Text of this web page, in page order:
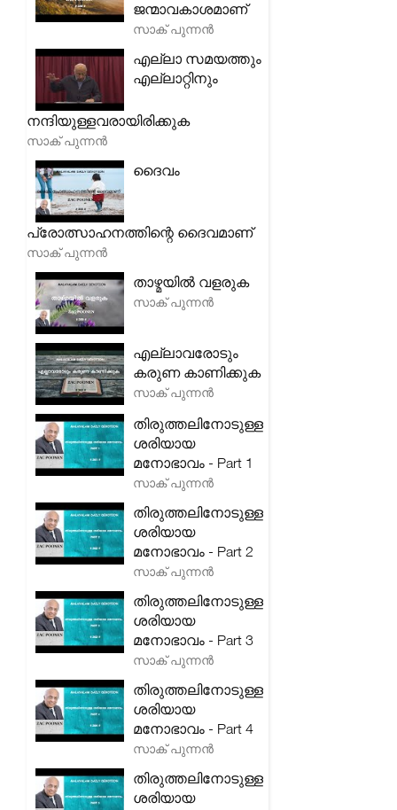
ജന്മാവകാശമാണ്
സാക് പുന്നൻ
എല്ലാ സമയത്തും
എല്ലാറ്റിനും
നന്ദിയുള്ളവരായിരിക്കുക
സാക് പുന്നൻ
ദൈവം
പ്രോത്സാഹനത്തിന്റെ ദൈവമാണ്
സാക് പുന്നൻ
താഴ്മയിൽ വളരുക
സാക് പുന്നൻ
എല്ലാവരോടും
കരുണ കാണിക്കുക
സാക് പുന്നൻ
തിരുത്തലിനോടുള്ള
ശരിയായ
മനോഭാവം - Part 1
സാക് പുന്നൻ
തിരുത്തലിനോടുള്ള
ശരിയായ
മനോഭാവം - Part 2
സാക് പുന്നൻ
തിരുത്തലിനോടുള്ള
ശരിയായ
മനോഭാവം - Part 3
സാക് പുന്നൻ
തിരുത്തലിനോടുള്ള
ശരിയായ
മനോഭാവം - Part 4
സാക് പുന്നൻ
തിരുത്തലിനോടുള്ള
ശരിയായ